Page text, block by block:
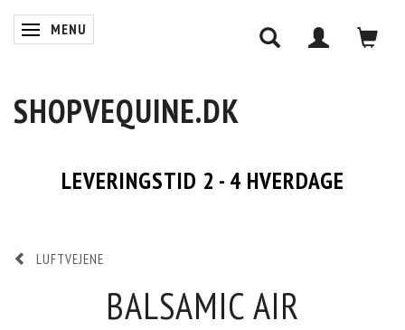
SKIFTE NAVIGATION
MENU
SHOPVEQUINE.DK
LEVERINGSTID 2 - 4 HVERDAGE
LUFTVEJENE
BALSAMIC AIR